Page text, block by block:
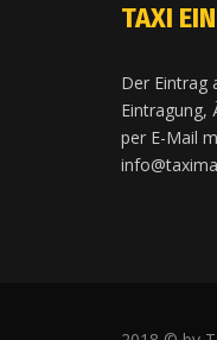
TAXI
Der Eintrag
Eintragung,
per E-Mail